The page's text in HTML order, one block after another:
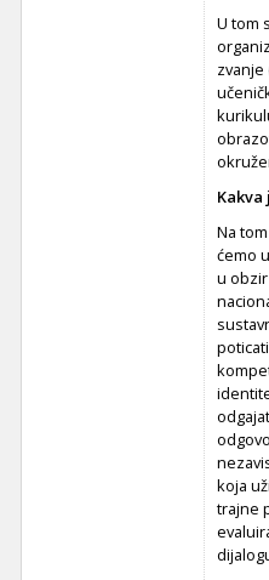
U tom
Na
ćemo
u
koja
trajne